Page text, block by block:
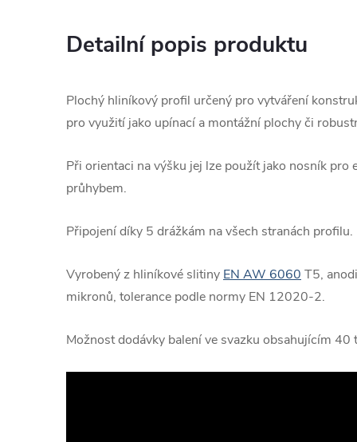
Detailní popis produktu
Plochý hliníkový profil určený pro vytváření
pro využití jako upínací a montážní plochy či
Při orientaci na výšku jej lze použít jako nosník
průhybem.
Připojení díky 5 drážkám na všech stranách profilu.
Vyrobený z hliníkové slitiny EN AW 6060 T5,
mikronů, tolerance podle normy EN 12020-2.
Možnost dodávky balení ve svazku obsahujícím 40